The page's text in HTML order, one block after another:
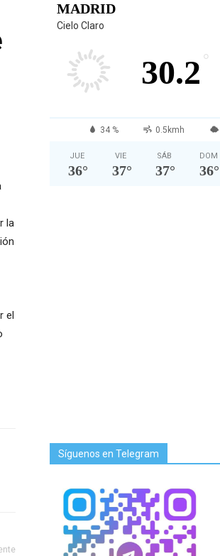
la
el
MADRID
Cielo Claro
30.2 °
34 % 0.5kmh
JUE
36°
VIE
37°
SÁB
37°
DOM
36°
Síguenos en Telegram